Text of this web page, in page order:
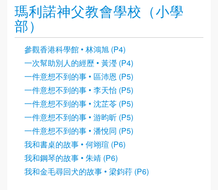
瑪利諾神父教會學校（小學
部）
參觀香港科學館 • 林鴻旭 (P4)
一次幫助別人的經歷 • 黃瀅 (P4)
一件意想不到的事 • 區沛恩 (P5)
一件意想不到的事 • 李天怡 (P5)
一件意想不到的事 • 沈芷苓 (P5)
一件意想不到的事 • 游昀昕 (P5)
一件意想不到的事 • 潘悅同 (P5)
我和書桌的故事 • 何翊瑄 (P6)
我和鋼琴的故事 • 朱靖 (P6)
我和金毛尋回犬的故事 • 梁鈞荇 (P6)